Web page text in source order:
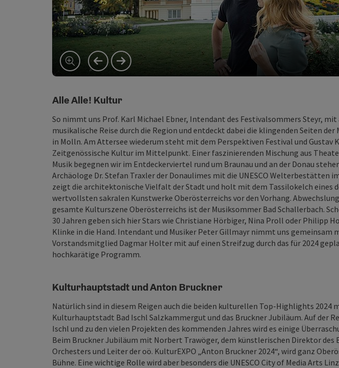
vorheriges Element
nächstes Element
Alle Alle! Kultur
So nimmt uns Prof. Karl Michael Ebner, Intendant des Festivalsommers Steyr, mit
musikalische Reise durch die Region und entdeckt dabei die klingenden Seiten
in Molln. Am Attersee wiederum steht mit dem Perspektiven Festival und Gustav
Zeitgenössische Kultur im Mittelpunkt. Einer faszinierenden Mischung aus
Musik begegnen wir im Entdeckerviertel rund um Braunau und an der Donau
Archäologe Dr. Stefan Traxler der Donaulimes mit die UNESCO Welterbestätten
zeigt die architektonische Vielfalt der Stadt und holt mit dem Tassilokelch eines
wertvollsten sakralen Kunstwerke Oberösterreichs vor den Vorhang.
gesamte Kulturszene Oberösterreichs ist der Musiksommer Bad Schallerbach.
30 Jahren geben sich hier Stars wie Christiane Hörbiger, Nina Proll oder Philipp
Klinke in die Hand. Intendant und Musiker Peter Gillmayr nimmt uns gemeinsam
Vorstandsmitglied Dagmar Holter mit auf einen Streifzug durch das für 2024
hochkarätige Programm.
Kulturhauptstadt und Anton Bruckner
Natürlich sind in diesem Reigen auch die beiden kulturellen Top-Highlights 2024
Kulturhauptstadt Bad Ischl Salzkammergut und das Bruckner Jubiläum. Auf der
Ischl und zu den vielen Projekten des kommenden Jahres wird es einige
Beim Bruckner Jubiläum mit Norbert Trawöger, dem künstlerischen Direktor des
Orchesters und Leiter der oö. KulturEXPO „Anton Bruckner 2024“, wird ganz
Bühne. Eine wichtige Rolle wird aber besonders die UNESCO City of Media Arts